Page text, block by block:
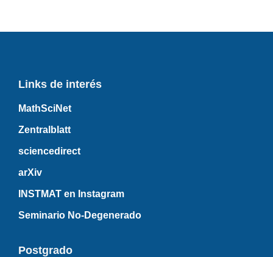
Links de interés
MathSciNet
Zentralblatt
sciencedirect
arXiv
INSTMAT en Instagram
Seminario No-Degenerado
Postgrado